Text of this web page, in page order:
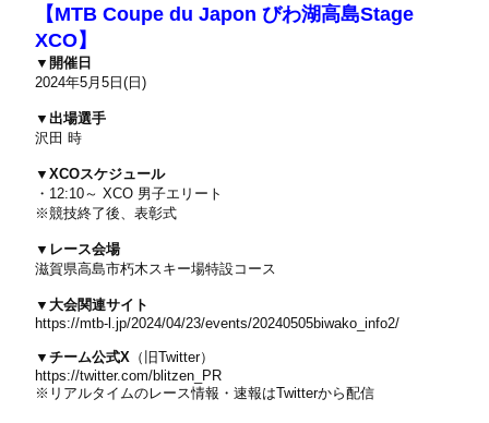
【MTB Coupe du Japon びわ湖高島Stage
XCO】
▼開催日
2024年5月5日(日)
▼出場選手
沢田 時
▼XCOスケジュール
・12:10～ XCO 男子エリート
※競技終了後、表彰式
▼レース会場
滋賀県高島市朽木スキー場特設コース
▼大会関連サイト
https://mtb-l.jp/2024/04/23/events/20240505biwako_info2/
▼チーム公式X （旧Twitter）
https://twitter.com/blitzen_PR
※リアルタイムのレース情報・速報はTwitterから配信